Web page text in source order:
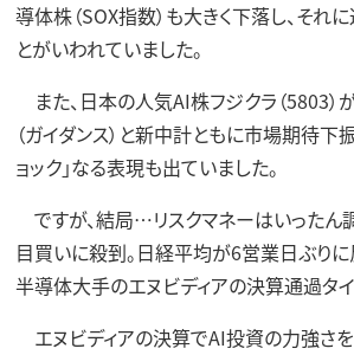
導体株（SOX指数）も大きく下落し、それ
とがいわれていました。
また、日本の人気AI株フジクラ（5803）
（ガイダンス）と新中計ともに市場期待下振
ョック」なる表現も出ていました。
ですが、結局…リスクマネーはいったん
目買いに殺到。日経平均が6営業日ぶり
半導体大手のエヌビディアの決算通過タイ
エヌビディアの決算でAI投資の力強さ